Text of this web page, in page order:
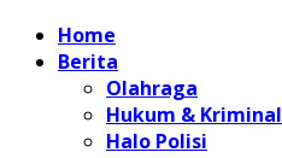
Home
Berita
Olahraga
Hukum & Kriminal
Halo Polisi